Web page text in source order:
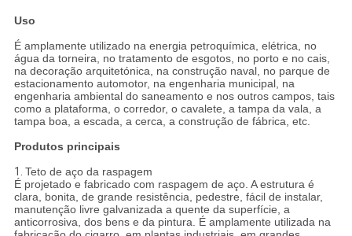
Uso
É amplamente utilizado na energia petroquímica, elétrica, no
água da torneira, no tratamento de esgotos, no porto e no cais,
na decoração arquitetónica, na construção naval, no parque de
estacionamento automotor, na engenharia municipal, na
engenharia ambiental do saneamento e nos outros campos, tais
como a plataforma, o corredor, o cavalete, a tampa da vala, a
tampa boa, a escada, a cerca, a construção de fábrica, etc.
Produtos principais
1. Teto de aço da raspagem
É projetado e fabricado com raspagem de aço. A estrutura é
clara, bonita, de grande resistência, pedestre, fácil de instalar,
manutenção livre galvanizada a quente da superfície, a
anticorrosiva, dos bens e da pintura. É amplamente utilizada na